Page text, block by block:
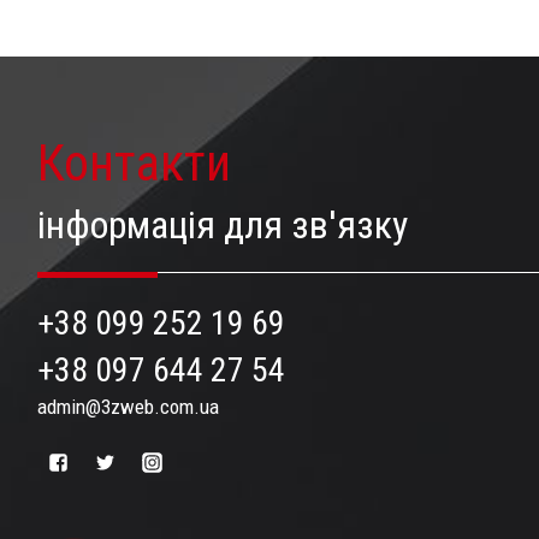
Контакти
інформація для зв'язку
+38 099 252 19 69
+38 097 644 27 54
admin@3zweb.com.ua